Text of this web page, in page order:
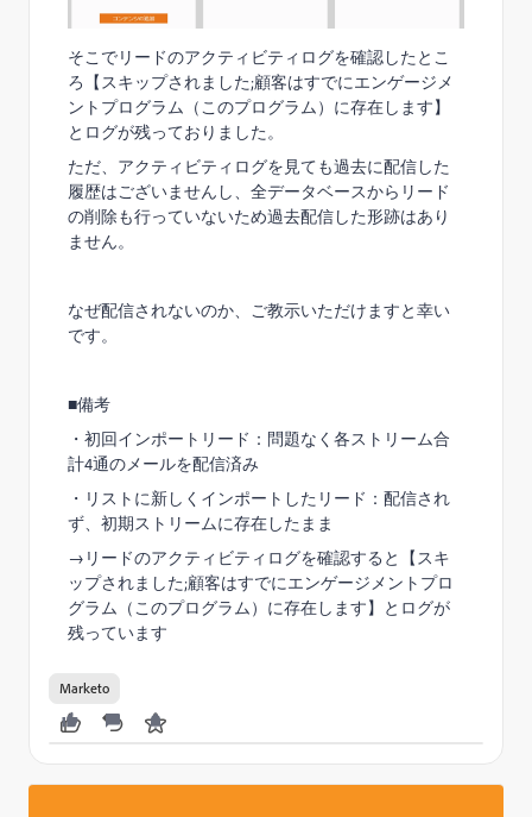
そこでリードのアクティビティログを確認したとこ
ろ【スキップされました;顧客はすでにエンゲージメ
ントプログラム（このプログラム）に存在します】
とログが残っておりました。
ただ、アクティビティログを見ても過去に配信した
履歴はございませんし、全データベースからリード
の削除も行っていないため過去配信した形跡はあり
ません。
なぜ配信されないのか、ご教示いただけますと幸い
です。
■備考
・初回インポートリード：問題なく各ストリーム合
計4通のメールを配信済み
・リストに新しくインポートしたリード：配信され
ず、初期ストリームに存在したまま
→リードのアクティビティログを確認すると【スキ
ップされました;顧客はすでにエンゲージメントプロ
グラム（このプログラム）に存在します】とログが
残っています
Marketo